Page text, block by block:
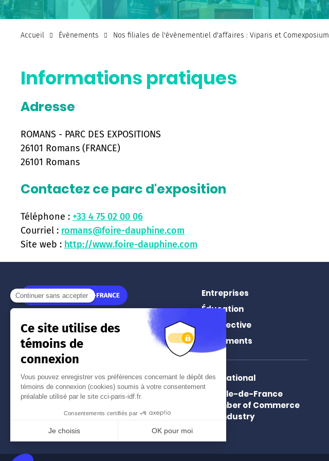
Accueil Événements Nos filiales de l'événementiel d'affaires : Viparis et Comexposium
Informations pratiques
Adresse
ROMANS - PARC DES EXPOSITIONS
26101 Romans (FRANCE)
26101 Romans
Contactez ce parc d'exposition
Téléphone : +33 4 75 02 00 06
Courriel : romans@foire-dauphine.com
Site web : http://www.foire-dauphine.com
11 rue Léon Jouhaux
75010Paris
01 55 65 44 44
(prix d'un appel local)
Nos implantations à Paris
et en Île-de-France
Entreprises
Éducation
Prospective
Événements
International
Paris Ile-de-France
Chamber of Commerce
and Industry